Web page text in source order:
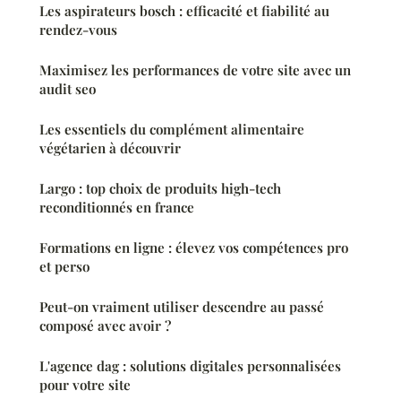
Les aspirateurs bosch : efficacité et fiabilité au
rendez-vous
Maximisez les performances de votre site avec un
audit seo
Les essentiels du complément alimentaire
végétarien à découvrir
Largo : top choix de produits high-tech
reconditionnés en france
Formations en ligne : élevez vos compétences pro
et perso
Peut-on vraiment utiliser descendre au passé
composé avec avoir ?
L'agence dag : solutions digitales personnalisées
pour votre site